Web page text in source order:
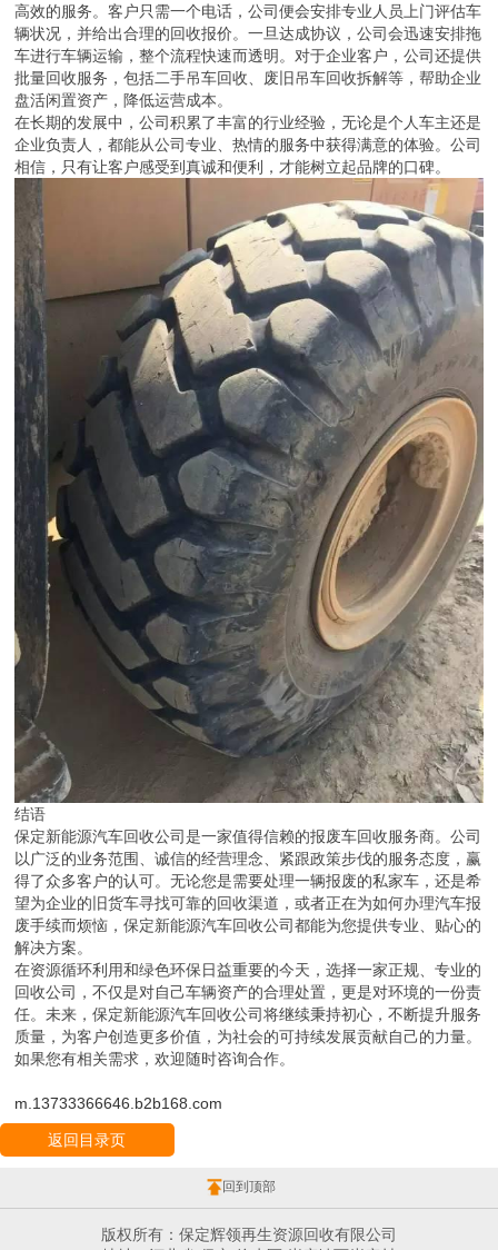
高效的服务。客户只需一个电话，公司便会安排专业人员上门评估车
辆状况，并给出合理的回收报价。一旦达成协议，公司会迅速安排拖
车进行车辆运输，整个流程快速而透明。对于企业客户，公司还提供
批量回收服务，包括二手吊车回收、废旧吊车回收拆解等，帮助企业
盘活闲置资产，降低运营成本。
在长期的发展中，公司积累了丰富的行业经验，无论是个人车主还是
企业负责人，都能从公司专业、热情的服务中获得满意的体验。公司
相信，只有让客户感受到真诚和便利，才能树立起品牌的口碑。
结语
保定新能源汽车回收公司是一家值得信赖的报废车回收服务商。公司
以广泛的业务范围、诚信的经营理念、紧跟政策步伐的服务态度，赢
得了众多客户的认可。无论您是需要处理一辆报废的私家车，还是希
望为企业的旧货车寻找可靠的回收渠道，或者正在为如何办理汽车报
废手续而烦恼，保定新能源汽车回收公司都能为您提供专业、贴心的
解决方案。
在资源循环利用和绿色环保日益重要的今天，选择一家正规、专业的
回收公司，不仅是对自己车辆资产的合理处置，更是对环境的一份责
任。未来，保定新能源汽车回收公司将继续秉持初心，不断提升服务
质量，为客户创造更多价值，为社会的可持续发展贡献自己的力量。
如果您有相关需求，欢迎随时咨询合作。
m.13733366646.b2b168.com
返回目录页
回到顶部
版权所有：保定辉领再生资源回收有限公司